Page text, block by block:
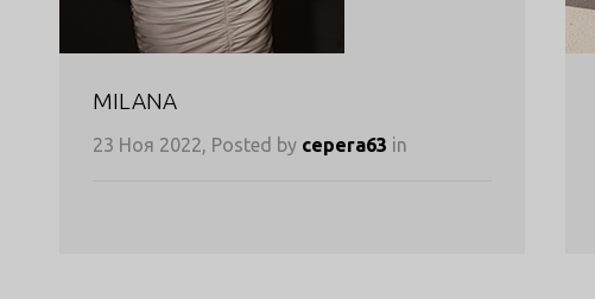
MILANA
23 Ноя 2022, Posted by cepera63 in